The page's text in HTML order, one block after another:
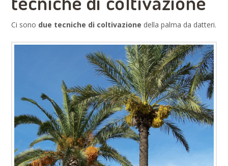
Ci sono due tecniche di coltivazione della palma da datteri.